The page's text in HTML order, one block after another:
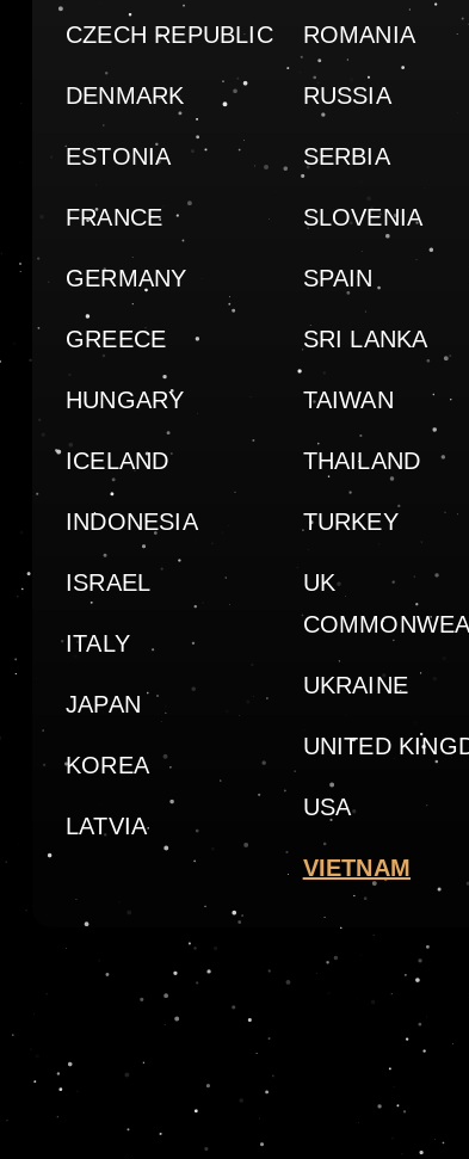
CZECH REPUBLIC
DENMARK
ESTONIA
FRANCE
GERMANY
GREECE
HUNGARY
ICELAND
INDONESIA
ISRAEL
ITALY
JAPAN
KOREA
LATVIA
ROMANIA
RUSSIA
SERBIA
SLOVENIA
SPAIN
SRI LANKA
TAIWAN
THAILAND
TURKEY
UK
UKRAINE
UNITED
USA
VIETNAM